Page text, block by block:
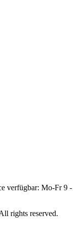
verfügbar: Mo-Fr 9 -
rights reserved.